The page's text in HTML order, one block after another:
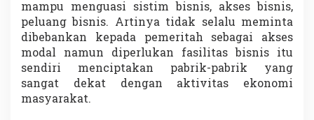
mampu menguasi sistim bisnis, akses bisnis,
peluang bisnis. Artinya tidak selalu meminta
dibebankan kepada pemeritah sebagai akses
modal namun diperlukan fasilitas bisnis itu
sendiri menciptakan pabrik-pabrik yang
sangat dekat dengan aktivitas ekonomi
masyarakat.